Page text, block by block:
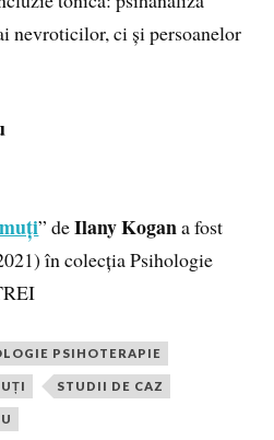
nevroticilor, ci și persoanelor
” deIlany Kogana fost
în colecția Psihologie
PSIHOTERAPIE
STUDII DE CAZ